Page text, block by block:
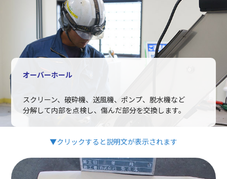
オーバーホール
スクリーン、破砕機、送風機、ポンプ、脱水機など
分解して内部を点検し、傷んだ部分を交換します。
▼クリックすると説明文が表示されます